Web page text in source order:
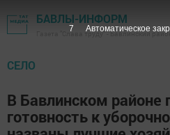
БАВЛЫ-ИНФОРМ
Газета "Слава труду" - Бавлинский
СЕЛО
В Бавлинском районе
готовность к
7 Автоматическое